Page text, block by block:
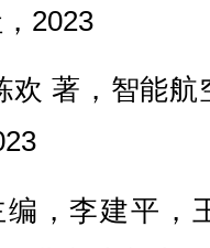
2023
欢 著，智能
，李建平，